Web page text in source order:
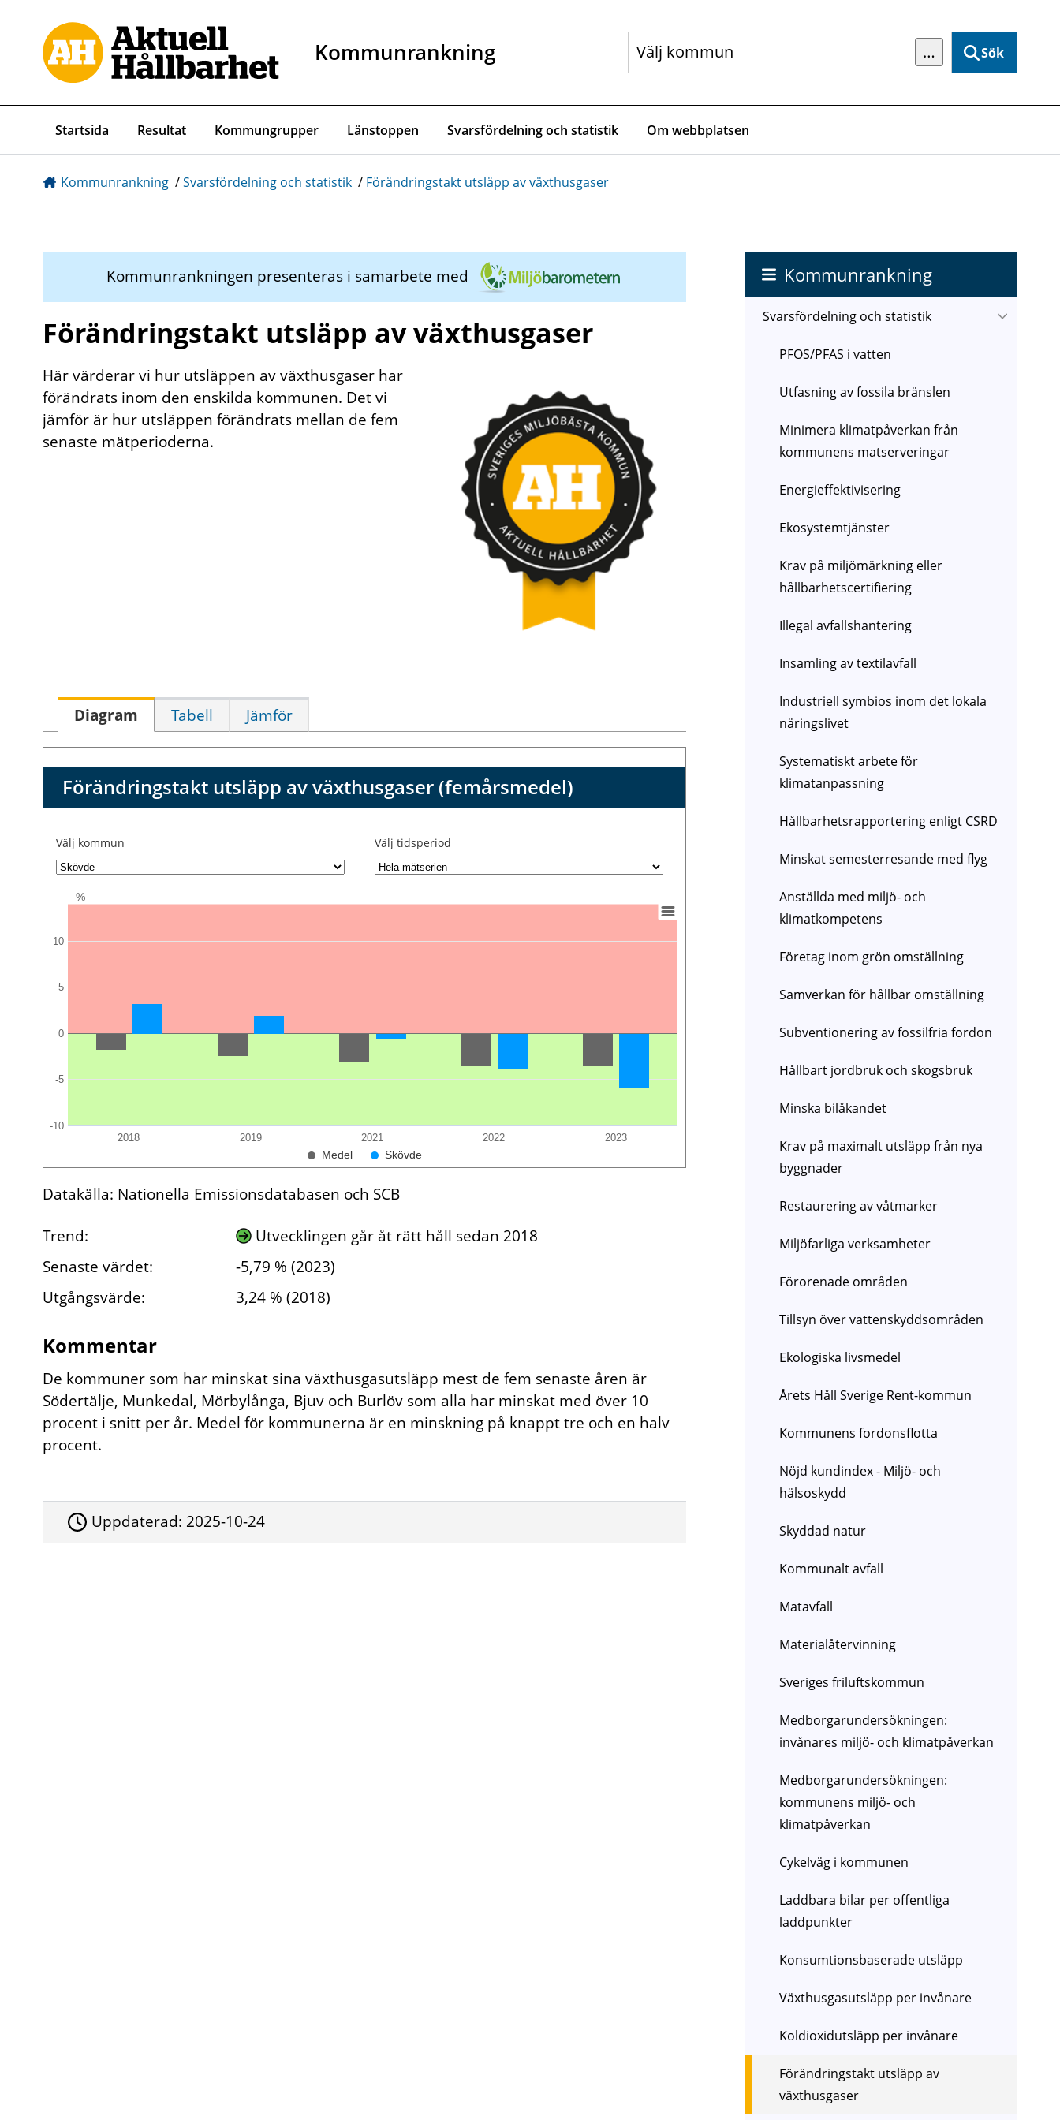
Kommunrankning … Sök
Startsida Resultat Kommungrupper Länstoppen Svarsfördelning och statistik Om webbplatsen
Kommunrankning /Svarsfördelning och statistik / Förändringstakt utsläpp av växthusgaser
Kommunrankningen presenteras i samarbete med
Förändringstakt utsläpp av växthusgaser
Här värderar vi hur utsläppen av växthusgaser har
förändrats inom den enskilda kommunen. Det vi
jämför är hur utsläppen förändrats mellan de fem
senaste mätperioderna.
Diagram Tabell Jämför
Förändringstakt utsläpp av växthusgaser (femårsmedel)
Välj kommun Välj tidsperiod
%
Medel Skövde
2018 2019 2021 2022 2023
-10
-5
0
5
10
Datakälla: Nationella Emissionsdatabasen och SCB
Trend:
Utvecklingen går åt rätt håll sedan 2018
Senaste värdet:
-5,79 % (2023)
Utgångsvärde:
3,24 % (2018)
Kommentar
De kommuner som har minskat sina växthusgasutsläpp mest de fem senaste åren är
Södertälje, Munkedal, Mörbylånga, Bjuv och Burlöv som alla har minskat med över 10
procent i snitt per år. Medel för kommunerna är en minskning på knappt tre och en halv
procent.
Uppdaterad: 2025-10-24
Kommunrankning
Svarsfördelning och statistik
PFOS/PFAS i vatten
Utfasning av fossila bränslen
Minimera klimatpåverkan från
kommunens matserveringar
Energieffektivisering
Ekosystemtjänster
Krav på miljömärkning eller
hållbarhetscertifiering
Illegal avfallshantering
Insamling av textilavfall
Industriell symbios inom det lokala
näringslivet
Systematiskt arbete för
klimatanpassning
Hållbarhetsrapportering enligt CSRD
Minskat semesterresande med flyg
Anställda med miljö- och
klimatkompetens
Företag inom grön omställning
Samverkan för hållbar omställning
Subventionering av fossilfria fordon
Hållbart jordbruk och skogsbruk
Minska bilåkandet
Krav på maximalt utsläpp från nya
byggnader
Restaurering av våtmarker
Miljöfarliga verksamheter
Förorenade områden
Tillsyn över vattenskyddsområden
Ekologiska livsmedel
Årets Håll Sverige Rent-kommun
Kommunens fordonsflotta
Nöjd kundindex - Miljö- och
hälsoskydd
Skyddad natur
Kommunalt avfall
Matavfall
Materialåtervinning
Sveriges friluftskommun
Medborgarundersökningen:
invånares miljö- och klimatpåverkan
Medborgarundersökningen:
kommunens miljö- och
klimatpåverkan
Cykelväg i kommunen
Laddbara bilar per offentliga
laddpunkter
Konsumtionsbaserade utsläpp
Växthusgasutsläpp per invånare
Koldioxidutsläpp per invånare
Förändringstakt utsläpp av
växthusgaser